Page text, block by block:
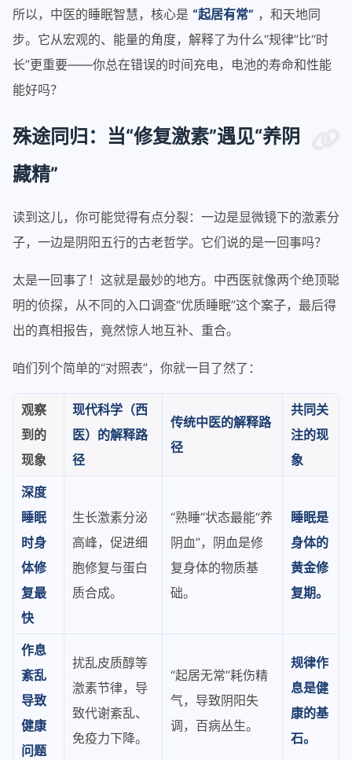
所以，中医的睡眠智慧，核心是 “起居有常” ，和天地同
步。它从宏观的、能量的角度，解释了为什么“规律”比“时
长”更重要——你总在错误的时间充电，电池的寿命和性能
能好吗？
殊途同归：当“修复激素”遇见“养阴
藏精”
读到这儿，你可能觉得有点分裂：一边是显微镜下的激素分
子，一边是阴阳五行的古老哲学。它们说的是一回事吗？
太是一回事了！这就是最妙的地方。中西医就像两个绝顶聪
明的侦探，从不同的入口调查“优质睡眠”这个案子，最后得
出的真相报告，竟然惊人地互补、重合。
咱们列个简单的“对照表”，你就一目了然了：
观察
到的
现象
现代科学（西
医）的解释路
径
传统中医的解释路
径
共同关
注的现
象
深度
睡眠
时身
体修
复最
快
生长激素分泌
高峰，促进细
胞修复与蛋白
质合成。
“熟睡”状态最能“养
阴血”，阴血是修
复身体的物质基
础。
睡眠是
身体的
黄金修
复期。
作息
紊乱
导致
健康
问题
扰乱皮质醇等
激素节律，导
致代谢紊乱、
免疫力下降。
“起居无常”耗伤精
气，导致阴阳失
调，百病丛生。
规律作
息是健
康的基
石。